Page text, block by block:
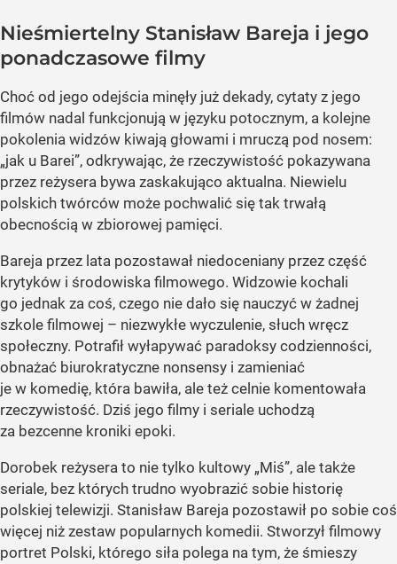
Nieśmiertelny Stanisław Bareja i jego
ponadczasowe filmy
Choć od jego odejścia minęły już dekady, cytaty z jego
filmów nadal funkcjonują w języku potocznym, a kolejne
pokolenia widzów kiwają głowami i mruczą pod nosem:
„jak u Barei”, odkrywając, że rzeczywistość pokazywana
przez reżysera bywa zaskakująco aktualna. Niewielu
polskich twórców może pochwalić się tak trwałą
obecnością w zbiorowej pamięci.
Bareja przez lata pozostawał niedoceniany przez część
krytyków i środowiska filmowego. Widzowie kochali
go jednak za coś, czego nie dało się nauczyć w żadnej
szkole filmowej – niezwykłe wyczulenie, słuch wręcz
społeczny. Potrafił wyłapywać paradoksy codzienności,
obnażać biurokratyczne nonsensy i zamieniać
je w komedię, która bawiła, ale też celnie komentowała
rzeczywistość. Dziś jego filmy i seriale uchodzą
za bezcenne kroniki epoki.
Dorobek reżysera to nie tylko kultowy „Miś”, ale także
seriale, bez których trudno wyobrazić sobie historię
polskiej telewizji. Stanisław Bareja pozostawił po sobie coś
więcej niż zestaw popularnych komedii. Stworzył filmowy
portret Polski, którego siła polega na tym, że śmieszy